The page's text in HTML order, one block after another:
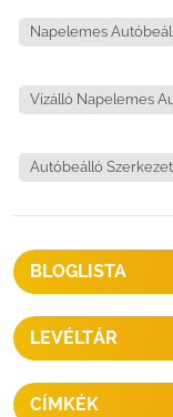
Napelemes
Vízálló Napelemes
Autóbeálló
BLOGLISTA
LEVÉLTÁR
CÍMKÉK